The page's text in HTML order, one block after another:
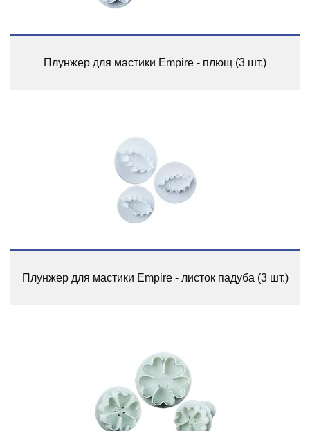
Плунжер для мастики Empire - плющ (3 шт.)
Плунжер для мастики Empire - листок падуба (3 шт.)